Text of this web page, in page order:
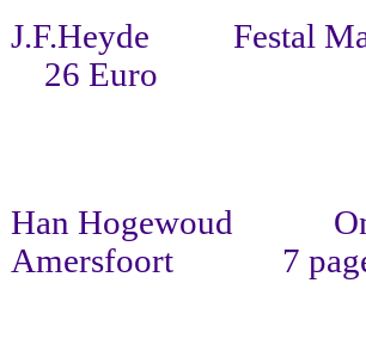
J.F.Heyde
Festal
26 Euro
Han Hogewoud
Amersfoort
7